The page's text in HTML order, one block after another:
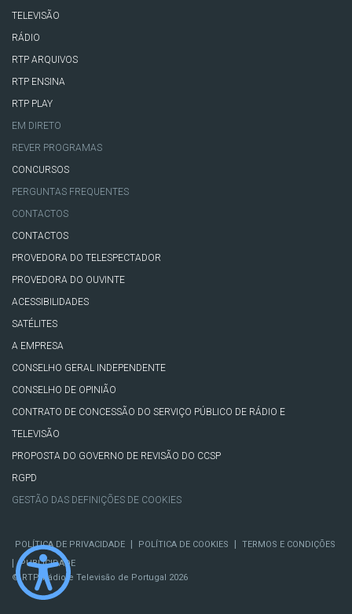
TELEVISÃO
RÁDIO
RTP ARQUIVOS
RTP ENSINA
RTP PLAY
EM DIRETO
REVER PROGRAMAS
CONCURSOS
PERGUNTAS FREQUENTES
CONTACTOS
CONTACTOS
PROVEDORA DO TELESPECTADOR
PROVEDORA DO OUVINTE
ACESSIBILIDADES
SATÉLITES
A EMPRESA
CONSELHO GERAL INDEPENDENTE
CONSELHO DE OPINIÃO
CONTRATO DE CONCESSÃO DO SERVIÇO PÚBLICO DE RÁDIO E
TELEVISÃO
PROPOSTA DO GOVERNO DE REVISÃO DO CCSP
RGPD
GESTÃO DAS DEFINIÇÕES DE COOKIES
POLÍTICA DE PRIVACIDADE | POLÍTICA DE COOKIES | TERMOS E CONDIÇÕES
|
PUBLICIDADE
© RTP, Rádio e Televisão de Portugal 2026